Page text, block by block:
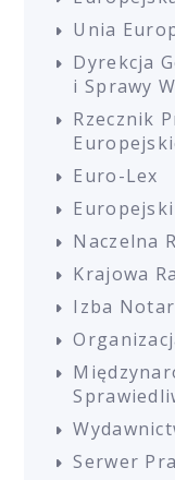
Unia
Dyrekcja
i Sprawy
Rzecznik
Euro-Lex
Naczelna
Krajowa
Izba
Serwer